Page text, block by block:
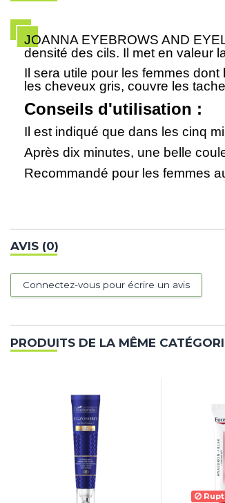
JOANNA EYEBROWS AND
densité des cils. Il met en valeur
Il sera utile pour les femmes
les cheveux gris, couvre les
Conseils d'utilisation :
Il est indiqué que dans les cinq
Après dix minutes, une belle
Recommandé pour les femmes
AVIS (0)
Connectez-vous pour écrire un avis
PRODUITS DE LA MÊME